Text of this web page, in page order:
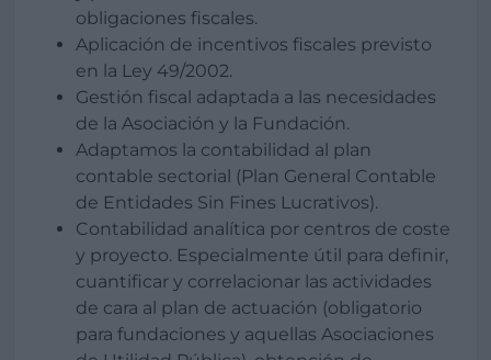
obligaciones fiscales.
Aplicación de incentivos fiscales previsto
en la Ley 49/2002.
Gestión fiscal adaptada a las necesidades
de la Asociación y la Fundación.
Adaptamos la contabilidad al plan
contable sectorial (Plan General Contable
de Entidades Sin Fines Lucrativos).
Contabilidad analítica por centros de coste
y proyecto. Especialmente útil para definir,
cuantificar y correlacionar las actividades
de cara al plan de actuación (obligatorio
para fundaciones y aquellas Asociaciones